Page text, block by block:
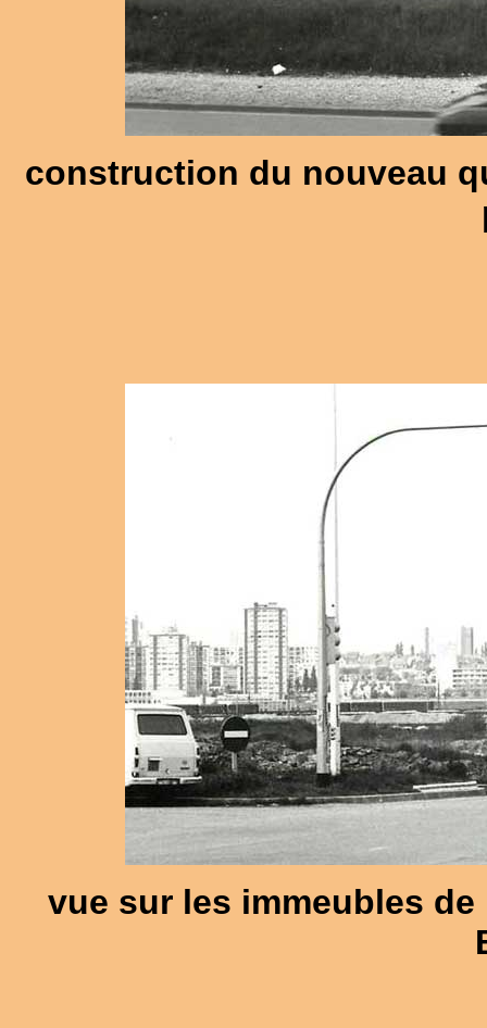
construction du nouveau
vue sur les immeubles